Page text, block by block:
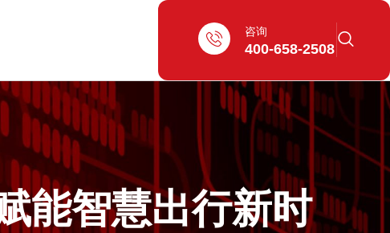
咨询
400-658-2508
能智慧出行新时